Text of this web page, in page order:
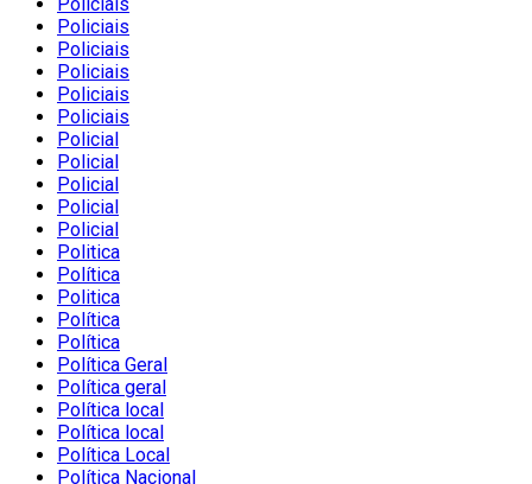
Policiais
Policiais
Policiais
Policiais
Policiais
Policiais
Policial
Policial
Policial
Policial
Policial
Politica
Política
Politica
Política
Política
Política Geral
Política geral
Política local
Política local
Política Local
Política Nacional